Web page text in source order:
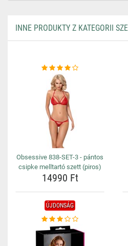
INNE PRODUKTY Z KATEGORII
Obsessive 838-SET-3 - pántos
csipke melltartó szett (piros)
14990 Ft
ÚJDONSÁG